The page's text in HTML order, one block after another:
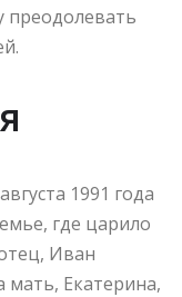
преодолевать
1991 года
где царило
Иван
Екатерина,